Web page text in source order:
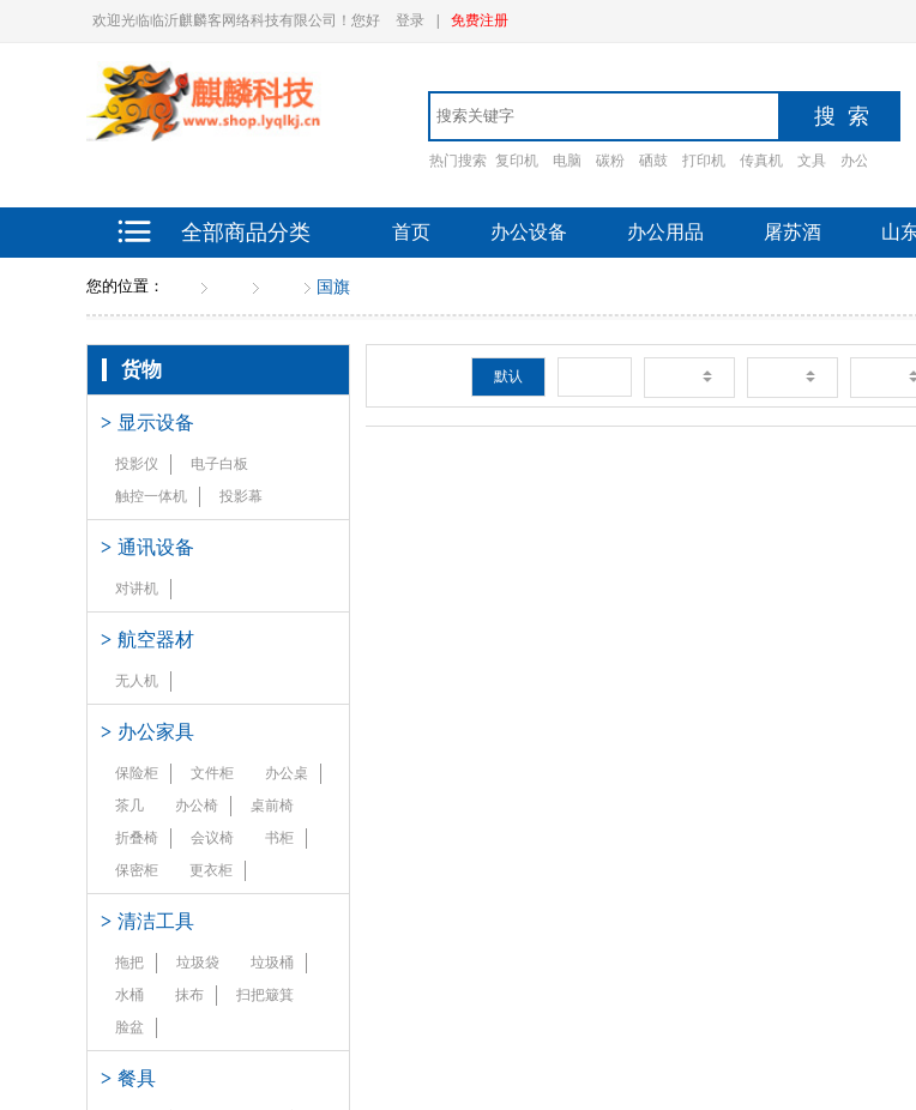
欢迎光临临沂麒麟客网络科技有限公司！您好 登录 免费注册
热门搜索 复印机 电脑 碳粉 硒鼓 打印机 传真机 文具 办公设备
全部商品分类 首页 办公设备 办公用品 屠苏酒 山
您的位置： 国旗
货物
> 显示设备
投影仪
电子白板
触控一体机
投影幕
> 通讯设备
对讲机
> 航空器材
无人机
> 办公家具
保险柜 文件柜
办公桌
茶几
办公椅
桌前椅
折叠椅
会议椅
书柜
保密柜
更衣柜
> 清洁工具
拖把 垃圾袋
垃圾桶
水桶
抹布
扫把簸箕
脸盆
> 餐具
默认